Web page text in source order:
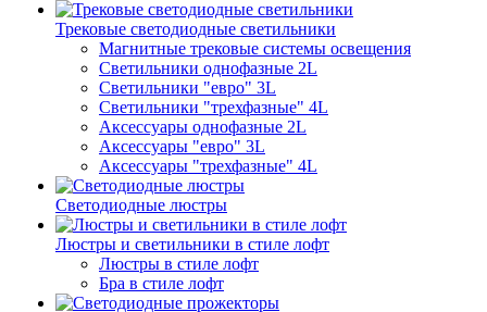
Трековые светодиодные светильники
Магнитные трековые системы освещения
Светильники однофазные 2L
Светильники "евро" 3L
Светильники "трехфазные" 4L
Аксессуары однофазные 2L
Аксессуары "евро" 3L
Аксессуары "трехфазные" 4L
Светодиодные люстры
Люстры и светильники в стиле лофт
Люстры в стиле лофт
Бра в стиле лофт